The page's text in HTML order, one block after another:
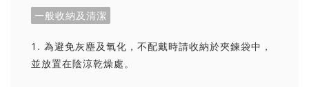
一般收納及清潔
1. 為避免灰塵及氧化，不配戴時請收納於夾鍊袋中，
並放置在陰涼乾燥處。